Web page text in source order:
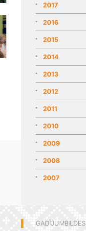
2017
2016
2015
2014
2013
2012
2011
2010
2009
2008
2007
GADĪJUMBILDES